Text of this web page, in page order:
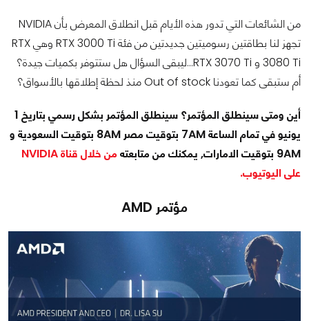
من الشائعات التي تدور هذه الأيام قبل انطلاق المعرض بأن NVIDIA
تجهز لنا بطاقتين رسوميتين جديدتين من فئة RTX 3000 Ti وهي RTX
3080 Ti و RTX 3070 Ti...ليبقى السؤال هل ستتوفر بكميات جيدة؟
أم ستبقى كما تعودنا Out of stock منذ لحظة إطلاقها بالأسواق؟
أين ومتى سينطلق المؤتمر؟ سينطلق المؤتمر بشكل رسمي بتاريخ 1
يونيو في تمام الساعة 7AM بتوقيت مصر 8AM بتوقيت السعودية و
9AM بتوقيت الامارات, يمكنك من متابعته
من خلال قناة NVIDIA
على اليوتيوب.
مؤتمر AMD